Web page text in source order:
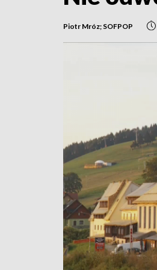
Piotr Mróz; SOFPOP